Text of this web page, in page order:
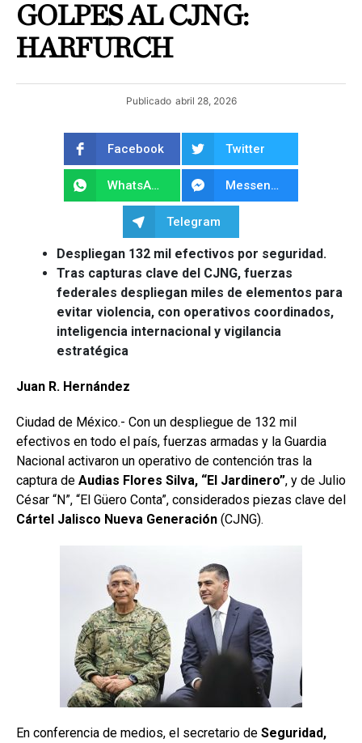
GOLPES AL CJNG:
HARFURCH
Publicado abril 28, 2026
Facebook Twitter
WhatsApp Messenger
Telegram
Despliegan 132 mil efectivos por seguridad.
Tras capturas clave del CJNG, fuerzas
federales despliegan miles de elementos para
evitar violencia, con operativos coordinados,
inteligencia internacional y vigilancia
estratégica
Juan R. Hernández
Ciudad de México.- Con un despliegue de 132 mil
efectivos en todo el país, fuerzas armadas y la Guardia
Nacional activaron un operativo de contención tras la
captura de Audias Flores Silva, “El Jardinero”, y de Julio
César “N”, “El Güero Conta”, considerados piezas clave del
Cártel Jalisco Nueva Generación (CJNG).
En conferencia de medios, el secretario de Seguridad,